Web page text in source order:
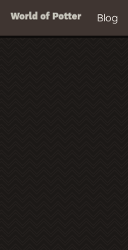
Blog